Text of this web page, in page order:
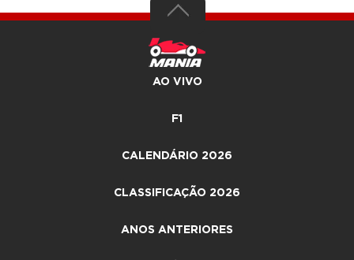
AO VIVO
F1
CALENDÁRIO 2026
CLASSIFICAÇÃO 2026
ANOS ANTERIORES